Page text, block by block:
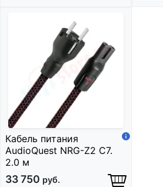
Кабель питания
AudioQuest NRG-Z2 C7.
2.0 м
33 750 руб.